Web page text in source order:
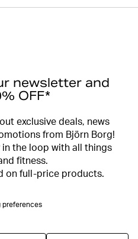
newsletter and
OFF*
exclusive deals, news
from Björn Borg!
the loop with all things
fitness.
on full-price products.
preferences